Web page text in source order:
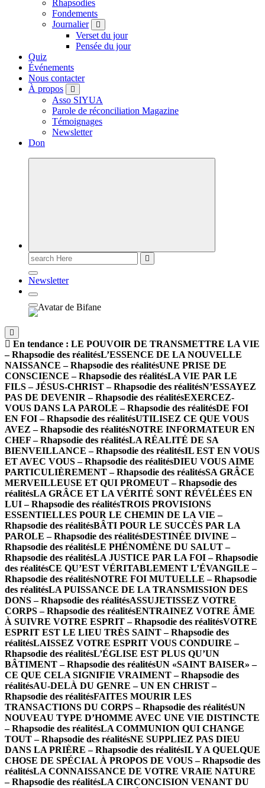
Rhapsodies
Fondements
Journalier
Verset du jour
Pensée du jour
Quiz
Événements
Nous contacter
À propos
Asso SIYUA
Parole de réconciliation Magazine
Témoignages
Newsletter
Don
Newsletter
En tendance : LE POUVOIR DE TRANSMETTRE LA VIE
– Rhapsodie des réalitésL’ESSENCE DE LA NOUVELLE
NAISSANCE – Rhapsodie des réalitésUNE PRISE DE
CONSCIENCE – Rhapsodie des réalitésLA VIE PAR LE
FILS – JÉSUS-CHRIST – Rhapsodie des réalitésN’ESSAYEZ
PAS DE DEVENIR – Rhapsodie des réalitésEXERCEZ-
VOUS DANS LA PAROLE – Rhapsodie des réalitésDE FOI
EN FOI – Rhapsodie des réalitésUTILISEZ CE QUE VOUS
AVEZ – Rhapsodie des réalitésNOTRE INFORMATEUR EN
CHEF – Rhapsodie des réalitésLA RÉALITÉ DE SA
BIENVEILLANCE – Rhapsodie des réalitésIL EST EN VOUS
ET AVEC VOUS – Rhapsodie des réalitésDIEU VOUS AIME
PARTICULIÈREMENT – Rhapsodie des réalitésSA GRÂCE
MERVEILLEUSE ET QUI PROMEUT – Rhapsodie des
réalitésLA GRÂCE ET LA VÉRITÉ SONT RÉVÉLÉES EN
LUI – Rhapsodie des réalitésTROIS PROVISIONS
ESSENTIELLES POUR LE CHEMIN DE LA VIE –
Rhapsodie des réalitésBÂTI POUR LE SUCCÈS PAR LA
PAROLE – Rhapsodie des réalitésDESTINÉE DIVINE –
Rhapsodie des réalitésLE PHÉNOMÈNE DU SALUT –
Rhapsodie des réalitésLA JUSTICE PAR LA FOI – Rhapsodie
des réalitésCE QU’EST VÉRITABLEMENT L’ÉVANGILE –
Rhapsodie des réalitésNOTRE FOI MUTUELLE – Rhapsodie
des réalitésLA PUISSANCE DE LA TRANSMISSION DES
DONS – Rhapsodie des réalitésASSUJETISSEZ VOTRE
CORPS – Rhapsodie des réalitésENTRAINEZ VOTRE ÂME
À SUIVRE VOTRE ESPRIT – Rhapsodie des réalitésVOTRE
ESPRIT EST LE LIEU TRÈS SAINT – Rhapsodie des
réalitésLAISSEZ VOTRE ESPRIT VOUS CONDUIRE –
Rhapsodie des réalitésL’ÉGLISE EST PLUS QU’UN
BÂTIMENT – Rhapsodie des réalitésUN «SAINT BAISER» –
CE QUE CELA SIGNIFIE VRAIMENT – Rhapsodie des
réalitésAU-DELÀ DU GENRE – UN EN CHRIST –
Rhapsodie des réalitésFAITES MOURIR LES
TRANSACTIONS DU CORPS – Rhapsodie des réalitésUN
NOUVEAU TYPE D’HOMME AVEC UNE VIE DISTINCTE
– Rhapsodie des réalitésLA COMMUNION QUI CHANGE
TOUT – Rhapsodie des réalitésNE SUPPLIEZ PAS DIEU
DANS LA PRIÈRE – Rhapsodie des réalitésIL Y A QUELQUE
CHOSE DE SPÉCIAL À PROPOS DE VOUS – Rhapsodie des
réalitésLA CONNAISSANCE DE VOTRE VRAIE NATURE
– Rhapsodie des réalitésLA CIRCONCISION VENANT DU